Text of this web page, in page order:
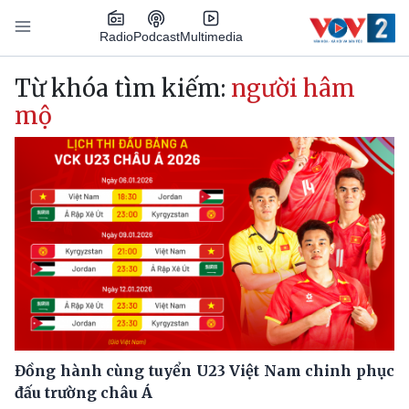
Nhảy đến nội dung
RadioPodcastMultimedia
Main navigation
Từ khóa tìm kiếm: người hâm
mộ
Đồng hành cùng tuyển U23 Việt Nam chinh phục
đấu trường châu Á